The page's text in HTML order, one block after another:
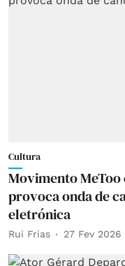
Cultura
Movimento MeToo
provoca onda de
eletrónica
Rui Frias 27 Fev 2026